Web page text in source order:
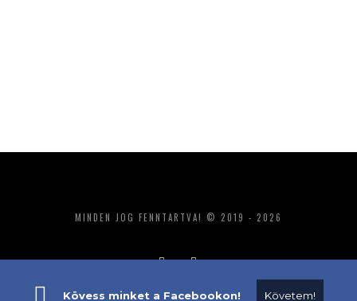
MINDEN JOG FENNTARTVA! © 2019 - 2026
Kövess minket a Facebookon! Követem!